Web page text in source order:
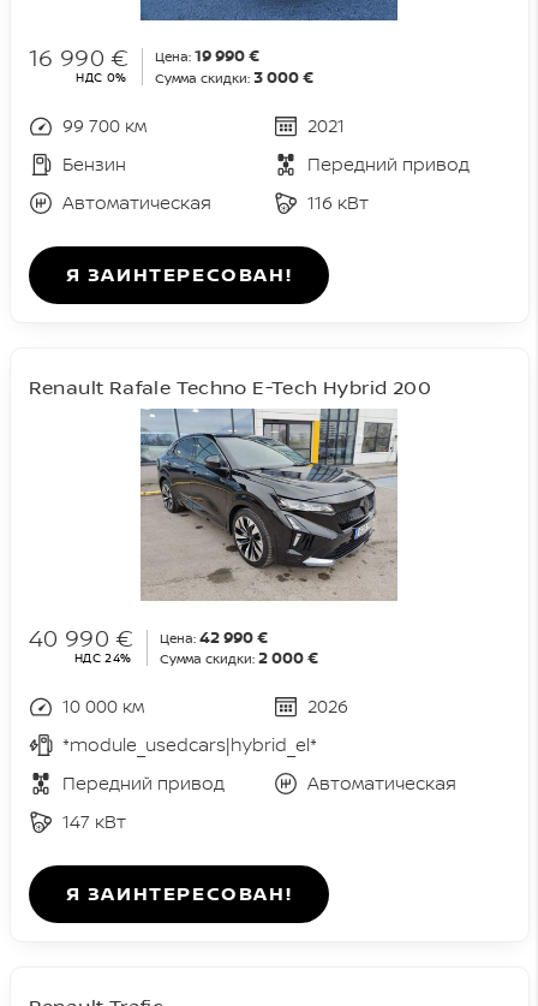
16 990 €
НДС 0%
Цена: 19 990 €
Сумма скидки: 3 000 €
99 700 км
2021
Бензин
Передний привод
Автоматическая
116 кВт
Я ЗАИНТЕРЕСОВАН!
Renault Rafale Techno E-Tech Hybrid 200
40 990 €
НДС 24%
Цена: 42 990 €
Сумма скидки: 2 000 €
10 000 км
2026
*module_usedcars|hybrid_el*
Передний привод
Автоматическая
147 кВт
Я ЗАИНТЕРЕСОВАН!